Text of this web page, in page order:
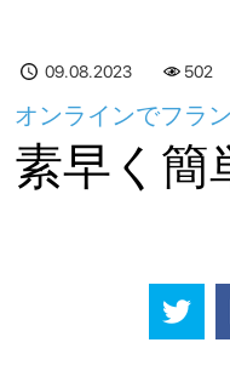
09.08.2023 502
オンラインでフラ
素早く簡